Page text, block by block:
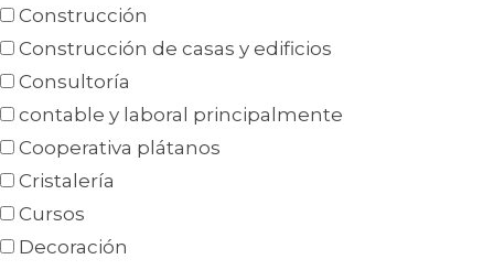
Construcción
Construcción de casas y edificios
Consultoría
contable y laboral principalmente
Cooperativa plátanos
Cristalería
Cursos
Decoración